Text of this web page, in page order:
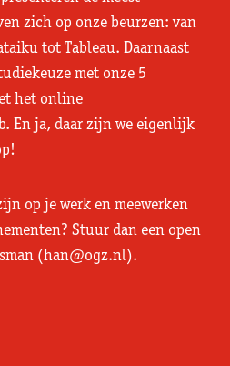
zich op onze beurzen: van
tot Tableau. Daarnaast
met onze 5
het online
En ja, daar zijn we eigenlijk
op je werk en meewerken
Stuur dan een open
(han@ogz.nl).